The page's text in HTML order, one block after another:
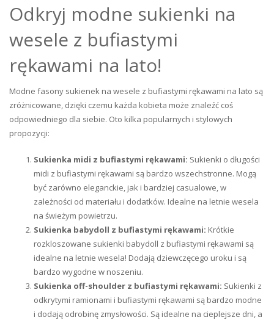
Odkryj modne sukienki na
wesele z bufiastymi
rękawami na lato!
Modne fasony sukienek na wesele z bufiastymi rękawami na lato są
zróżnicowane, dzięki czemu każda kobieta może znaleźć coś
odpowiedniego dla siebie. Oto kilka popularnych i stylowych
propozycji:
Sukienka midi z bufiastymi rękawami: Sukienki o długości
midi z bufiastymi rękawami są bardzo wszechstronne. Mogą
być zarówno eleganckie, jak i bardziej casualowe, w
zależności od materiału i dodatków. Idealne na letnie wesela
na świeżym powietrzu.
Sukienka babydoll z bufiastymi rękawami: Krótkie
rozkloszowane sukienki babydoll z bufiastymi rękawami są
idealne na letnie wesela! Dodają dziewczęcego uroku i są
bardzo wygodne w noszeniu.
Sukienka off-shoulder z bufiastymi rękawami: Sukienki z
odkrytymi ramionami i bufiastymi rękawami są bardzo modne
i dodają odrobinę zmysłowości. Są idealne na cieplejsze dni, a